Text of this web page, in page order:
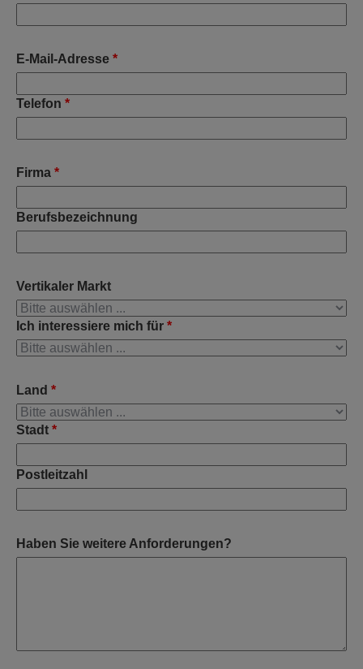
E-Mail-Adresse *
Telefon *
Firma *
Berufsbezeichnung
Vertikaler Markt
Ich interessiere mich für *
Land *
Stadt *
Postleitzahl
Haben Sie weitere Anforderungen?